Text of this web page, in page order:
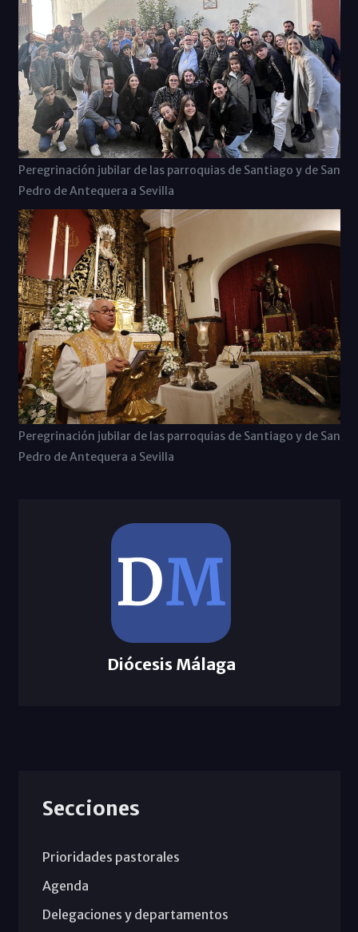
Peregrinación jubilar de las parroquias de Santiago y de San
Pedro de Antequera a Sevilla
Peregrinación jubilar de las parroquias de Santiago y de San
Pedro de Antequera a Sevilla
Diócesis Málaga
Secciones
Prioridades pastorales
Agenda
Delegaciones y departamentos